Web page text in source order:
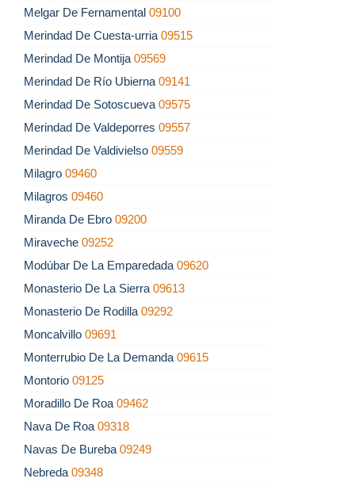
Melgar De Fernamental 09100
Merindad De Cuesta-urria 09515
Merindad De Montija 09569
Merindad De Río Ubierna 09141
Merindad De Sotoscueva 09575
Merindad De Valdeporres 09557
Merindad De Valdivielso 09559
Milagro 09460
Milagros 09460
Miranda De Ebro 09200
Miraveche 09252
Modúbar De La Emparedada 09620
Monasterio De La Sierra 09613
Monasterio De Rodilla 09292
Moncalvillo 09691
Monterrubio De La Demanda 09615
Montorio 09125
Moradillo De Roa 09462
Nava De Roa 09318
Navas De Bureba 09249
Nebreda 09348